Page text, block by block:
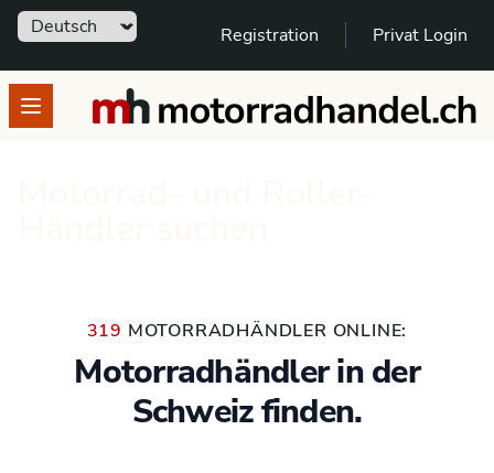
Sprache Registration Privat Login
Open menumotorradhandel.ch
319 MOTORRADHÄNDLER ONLINE:
Motorradhändler in der
Schweiz finden.